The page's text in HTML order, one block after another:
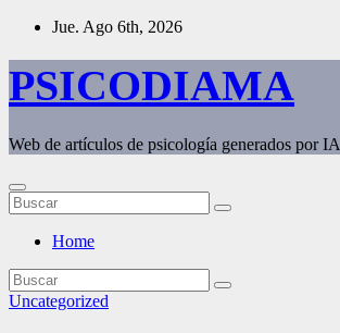
Saltar
contenido
Jue. Ago 6th, 2026
PSICODIAMA
Web de artículos de psicología generados por IA
Home
Uncategorized